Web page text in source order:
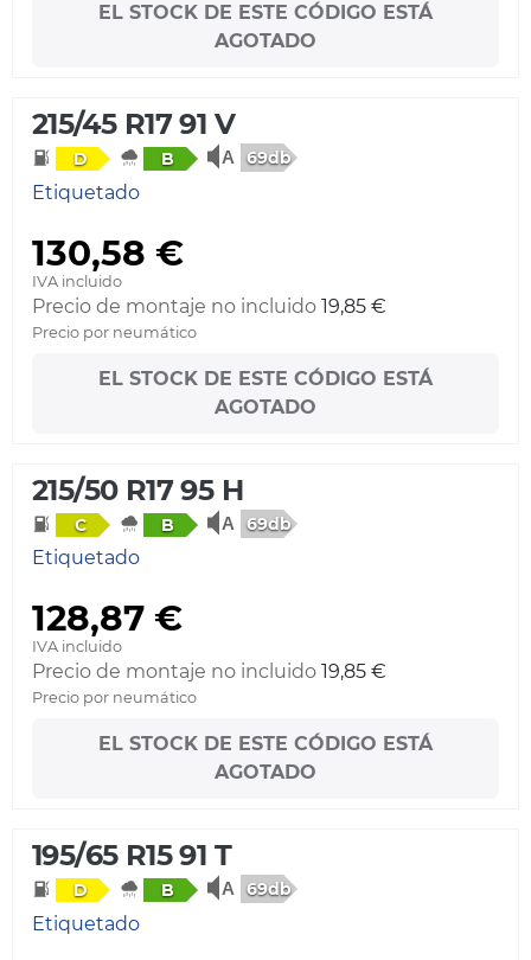
EL STOCK DE ESTE CÓDIGO ESTÁ
AGOTADO
215/45 R17 91 V
D B 69db
Etiquetado
130,58 €
IVA incluido
Precio de montaje no incluido 19,85 €
Precio por neumático
EL STOCK DE ESTE CÓDIGO ESTÁ
AGOTADO
215/50 R17 95 H
C B 69db
Etiquetado
128,87 €
IVA incluido
Precio de montaje no incluido 19,85 €
Precio por neumático
EL STOCK DE ESTE CÓDIGO ESTÁ
AGOTADO
195/65 R15 91 T
D B 69db
Etiquetado